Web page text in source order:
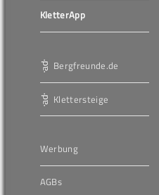
KletterApp
Bergfreunde.de
Klettersteige
Werbung
AGBs